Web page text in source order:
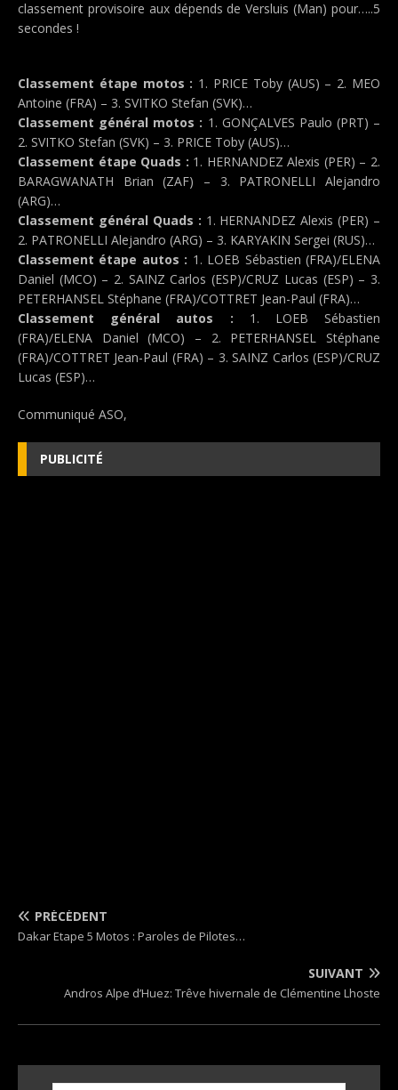
classement provisoire aux dépends de Versluis (Man) pour…..5
secondes !
Classement étape motos : 1. PRICE Toby (AUS) – 2. MEO
Antoine (FRA) – 3. SVITKO Stefan (SVK)…
Classement général motos : 1. GONÇALVES Paulo (PRT) –
2. SVITKO Stefan (SVK) – 3. PRICE Toby (AUS)…
Classement étape Quads : 1. HERNANDEZ Alexis (PER) – 2.
BARAGWANATH Brian (ZAF) – 3. PATRONELLI Alejandro
(ARG)…
Classement général Quads : 1. HERNANDEZ Alexis (PER) –
2. PATRONELLI Alejandro (ARG) – 3. KARYAKIN Sergei (RUS)…
Classement étape autos : 1. LOEB Sébastien (FRA)/ELENA
Daniel (MCO) – 2. SAINZ Carlos (ESP)/CRUZ Lucas (ESP) – 3.
PETERHANSEL Stéphane (FRA)/COTTRET Jean-Paul (FRA)…
Classement général autos : 1. LOEB Sébastien
(FRA)/ELENA Daniel (MCO) – 2. PETERHANSEL Stéphane
(FRA)/COTTRET Jean-Paul (FRA) – 3. SAINZ Carlos (ESP)/CRUZ
Lucas (ESP)…
Communiqué ASO,
PUBLICITÉ
PRÉCÉDENT
Dakar Etape 5 Motos : Paroles de Pilotes…
SUIVANT
Andros Alpe d’Huez: Trêve hivernale de Clémentine Lhoste